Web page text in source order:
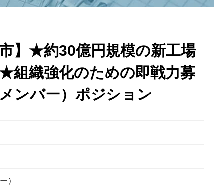
市】★約30億円規模の新工場
組織強化のための即戦力募
ンバー）ポジション
）